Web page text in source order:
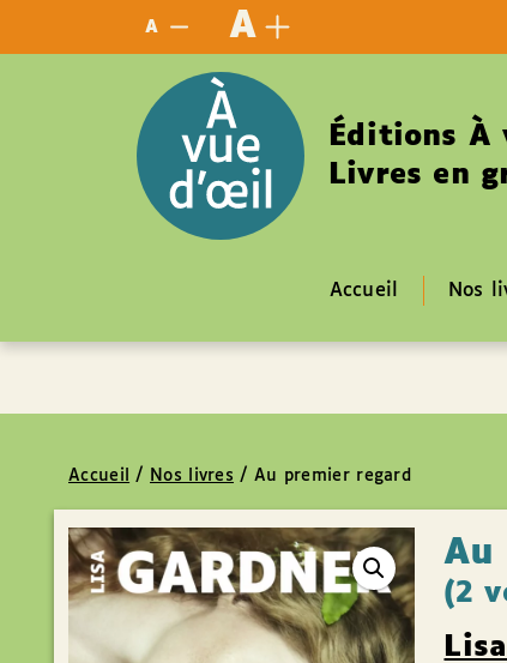
A A
Éditions À
Livres en
Accueil Nos
Accueil / Nos livres / Au premier regard
Au
(2
Panneau de gestion des cookies